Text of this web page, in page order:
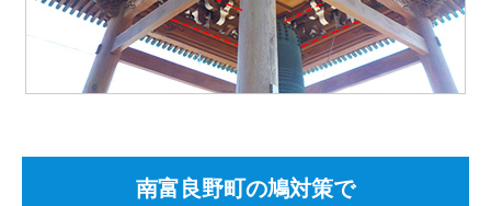
南富良野町の鳩対策で